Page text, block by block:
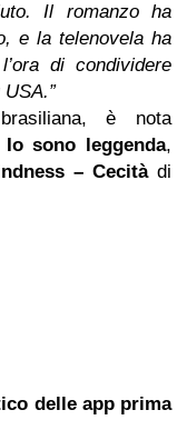
Il romanzo ha
e la telenovela ha
di condividere
è nota
Io sono leggenda,
– Cecitàdi
delle app prima